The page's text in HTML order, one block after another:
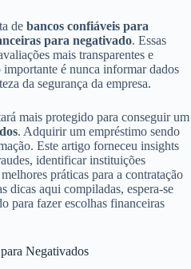
de bancos confiáveis para
para negativado. Essas
mais transparentes e
é nunca informar dados
da segurança da empresa.
mais protegido para conseguir um
. Adquirir um empréstimo sendo
Este artigo forneceu insights
identificar instituições
práticas para a contratação
dicas aqui compiladas, espera-se
para fazer escolhas financeiras
Negativados